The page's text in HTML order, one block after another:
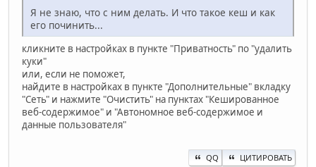
Я не знаю, что с ним делать. И что такое кеш и как
его починить...
кликните в настройках в пункте "Приватность" по "удалить
куки"
или, если не поможет,
найдите в настройках в пункте "Дополнительные" вкладку
"Сеть" и нажмите "Очистить" на пунктах "Кешированное
веб-содержимое" и "Автономное веб-содержимое и
данные пользователя"
QQ ЦИТИРОВАТЬ